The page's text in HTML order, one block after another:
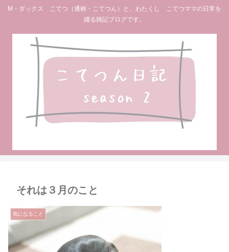
M・ダックス こてつ（通称・こてつん）と、わたくし こてつママの日常を
綴る雑記ブログです。
それは３月のこと
気になること